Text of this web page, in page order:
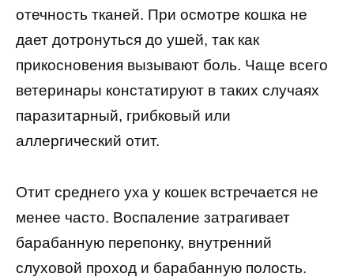
отечность тканей. При осмотре кошка не
дает дотронуться до ушей, так как
прикосновения вызывают боль. Чаще всего
ветеринары констатируют в таких случаях
паразитарный, грибковый или
аллергический отит.
Отит среднего уха у кошек встречается не
менее часто. Воспаление затрагивает
барабанную перепонку, внутренний
слуховой проход и барабанную полость.